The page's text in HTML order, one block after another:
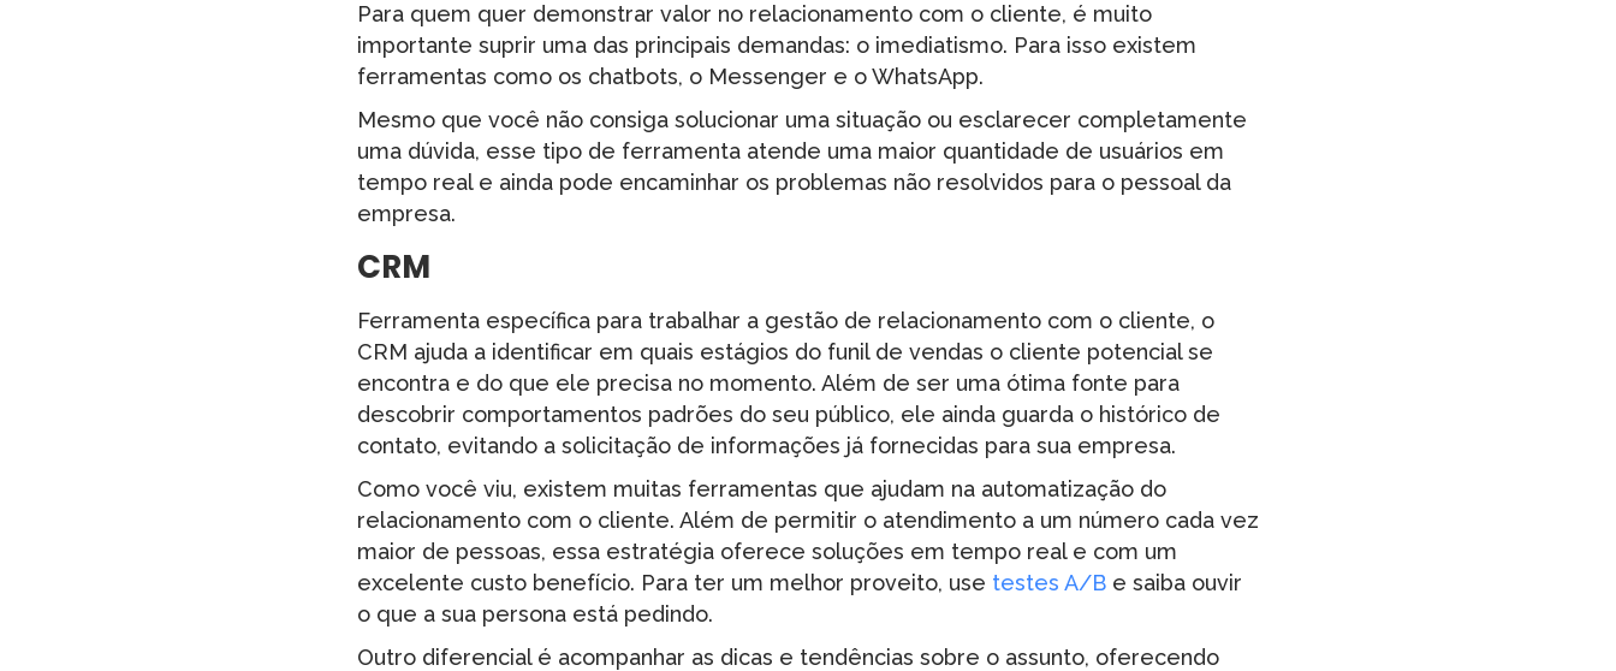
Para quem quer demonstrar valor no relacionamento com o cliente, é muito
importante suprir uma das principais demandas: o imediatismo. Para isso existem
ferramentas como os chatbots, o Messenger e o WhatsApp.
Mesmo que você não consiga solucionar uma situação ou esclarecer completamente
uma dúvida, esse tipo de ferramenta atende uma maior quantidade de usuários em
tempo real e ainda pode encaminhar os problemas não resolvidos para o pessoal da
empresa.
CRM
Ferramenta específica para trabalhar a gestão de relacionamento com o cliente, o
CRM ajuda a identificar em quais estágios do funil de vendas o cliente potencial se
encontra e do que ele precisa no momento. Além de ser uma ótima fonte para
descobrir comportamentos padrões do seu público, ele ainda guarda o histórico de
contato, evitando a solicitação de informações já fornecidas para sua empresa.
Como você viu, existem muitas ferramentas que ajudam na automatização do
relacionamento com o cliente. Além de permitir o atendimento a um número cada vez
maior de pessoas, essa estratégia oferece soluções em tempo real e com um
excelente custo benefício. Para ter um melhor proveito, use testes A/B e saiba ouvir
o que a sua persona está pedindo.
Outro diferencial é acompanhar as dicas e tendências sobre o assunto, oferecendo